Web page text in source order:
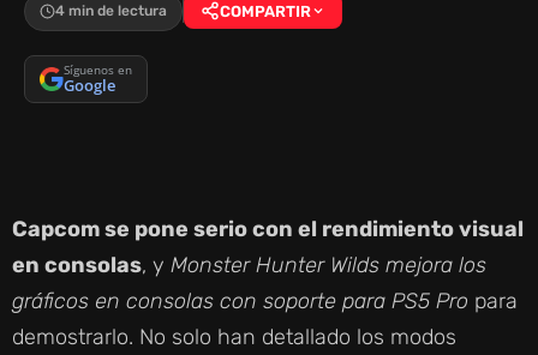
4 min de lectura COMPARTIR
Síguenos en
Google
Capcom se pone serio con el rendimiento visual
en consolas, y Monster Hunter Wilds mejora los
gráficos en consolas con soporte para PS5 Pro para
demostrarlo. No solo han detallado los modos